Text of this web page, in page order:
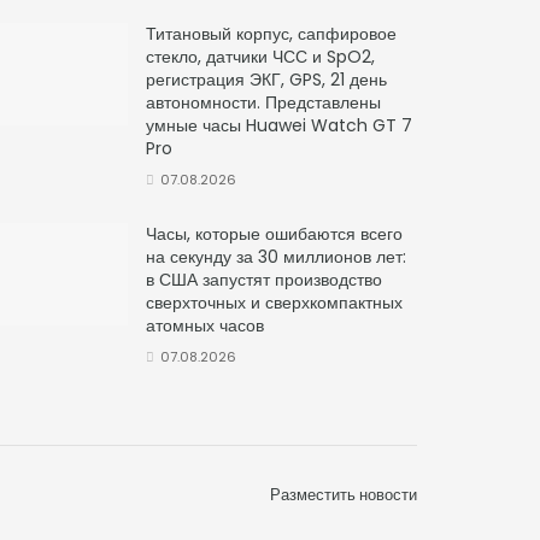
Титановый корпус, сапфировое
стекло, датчики ЧСС и SpO2,
регистрация ЭКГ, GPS, 21 день
автономности. Представлены
умные часы Huawei Watch GT 7
Pro
07.08.2026
Часы, которые ошибаются всего
на секунду за 30 миллионов лет:
в США запустят производство
сверхточных и сверхкомпактных
атомных часов
07.08.2026
Разместить новости